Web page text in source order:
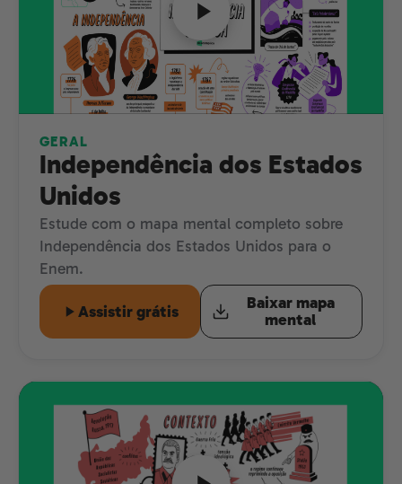
GERAL
Independência dos Estados
Unidos
Estude com o mapa mental completo sobre
Independência dos Estados Unidos para o
Enem.
Assistir grátis
Baixar mapa
mental